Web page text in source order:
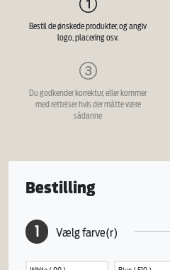
Bestil de ønskede produkter, og angiv
logo, placering osv.
Du godkender korrektur, eller kommer
med rettelser hvis der måtte være
sådanne
Bestilling
1 Vælg farve(r)